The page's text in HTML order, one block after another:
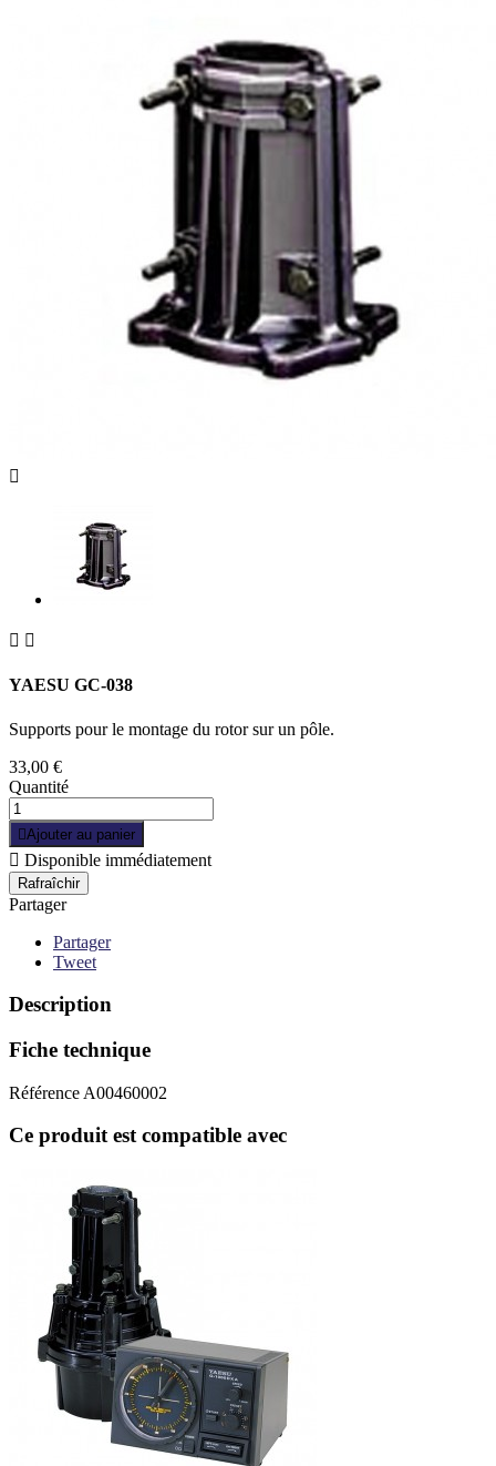

 
YAESU GC-038
Supports pour le montage du rotor sur un pôle.
33,00 €
Quantité
Ajouter au panier
 Disponible immédiatement
Partager
Partager
Tweet
Description
Fiche technique
Référence A00460002
Ce produit est compatible avec